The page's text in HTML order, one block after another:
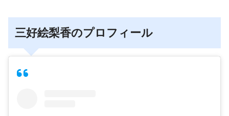
三好絵梨香のプロフィール